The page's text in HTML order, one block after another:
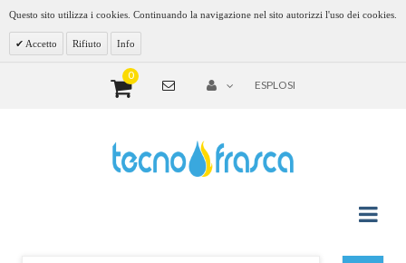
Questo sito utilizza i cookies. Continuando la navigazione nel sito autorizzi l'uso dei cookies.
Accetto Rifiuto Info
0
ESPLOSI